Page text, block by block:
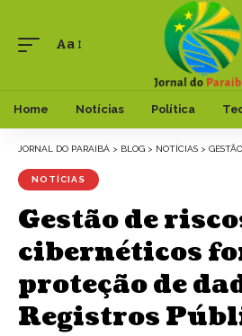
Aa
Home Notícias Política
JORNAL DO PARAIBÁ > BLOG > NOTÍCIAS > GESTÃO DE
NOTÍCIAS
Gestão de
cibernéticos
proteção de
Registros